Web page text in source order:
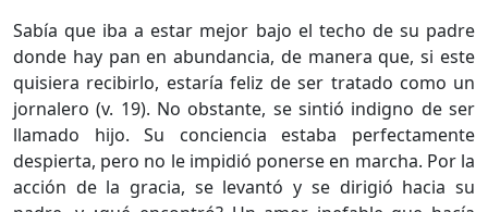
Sabía que iba a estar mejor bajo el techo de su padre
donde hay pan en abundancia, de manera que, si este
quisiera recibirlo, estaría feliz de ser tratado como un
jornalero (v. 19). No obstante, se sintió indigno de ser
llamado hijo. Su conciencia estaba perfectamente
despierta, pero no le impidió ponerse en marcha. Por la
acción de la gracia, se levantó y se dirigió hacia su